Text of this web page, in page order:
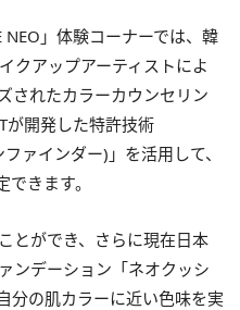
NEO」体験コーナーでは、韓
クアップアーティストによ
されたカラーカウンセリン
が開発した特許技術
ァインダー)」を活用して、
きます。
とができ、さらに現在日本
ンデーション「ネオクッシ
分の肌カラーに近い色味を実